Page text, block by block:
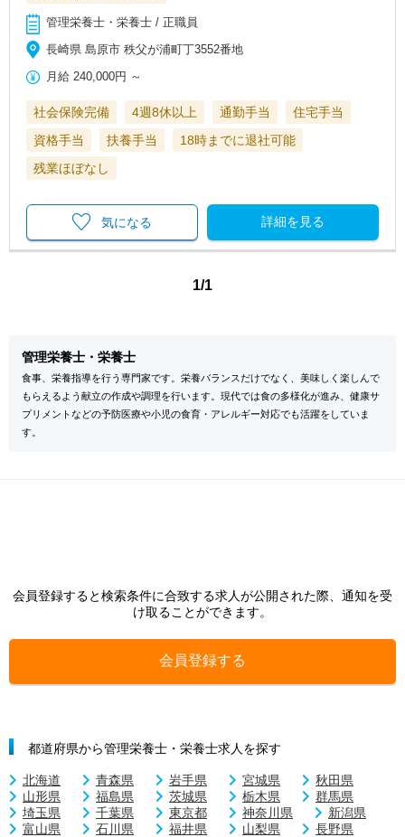
管理栄養士・栄養士 / 正職員
長崎県 島原市 秩父が浦町丁3552番地
月給 240,000円 ～
社会保険完備 4週8休以上 通勤手当
住宅手当
資格手当
扶養手当
18時までに退社可能
残業ほぼなし
詳細を見る
気になる
1/1
管理栄養士・栄養士
食事、栄養指導を行う専門家です。栄養バランスだけでなく、美味しく楽しんで
もらえるよう献立の作成や調理を行います。現代では食の多様化が進み、健康サ
プリメントなどの予防医療や小児の食育・アレルギー対応でも活躍をしていま
す。
会員登録すると検索条件に合致する求人が公開された際、通知を受
け取ることができます。
会員登録する
都道府県から管理栄養士・栄養士求人を探す
北海道 青森県 岩手県 宮城県
秋田県
山形県
福島県 茨城県 栃木県
群馬県
埼玉県
千葉県 東京都 神奈川県
新潟県
富山県
石川県 福井県 山梨県
長野県